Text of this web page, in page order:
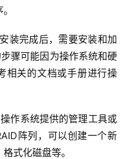
装完成后，需要安装和加
骤可能因为操作系统和硬
相关的文档或手册进行操
作系统提供的管理工具或
阵列，可以创建一个新
式化磁盘等。